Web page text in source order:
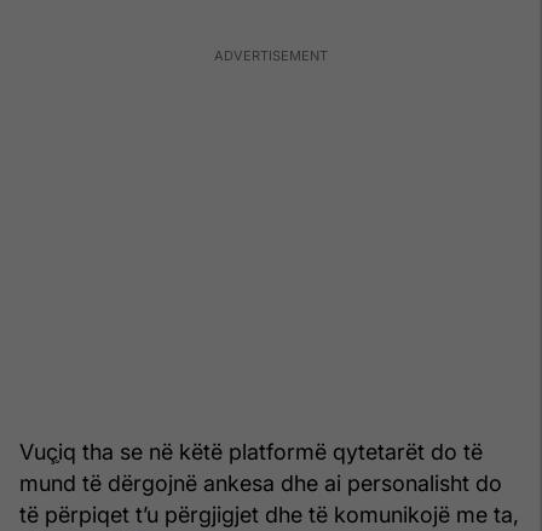
Vuç֛iq tha se në këtë platformë qytetarët do të
mund të dërgojnë ankesa dhe ai personalisht do
të përpiqet t’u përgjigjet dhe të komunikojë me ta,